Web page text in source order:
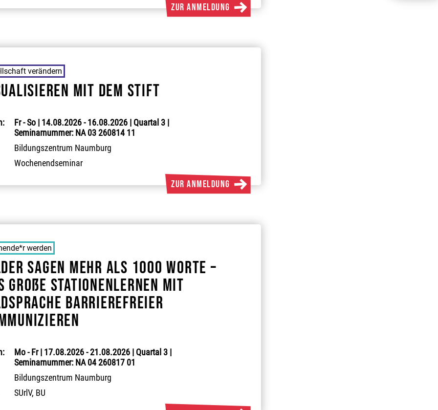
verändern
mit dem Stift
Fr - So | 14.08.2026 - 16.08.2026 | Quartal 3 |
Seminarnummer: NA 03 260814 11
Bildungszentrum Naumburg
Wochenendseminar
werden
sagen mehr als 1000 Worte –
große Stationenlernen Mit
barrierefreier
Mo - Fr | 17.08.2026 - 21.08.2026 | Quartal 3 |
Seminarnummer: NA 04 260817 01
Bildungszentrum Naumburg
SUrlV, BU